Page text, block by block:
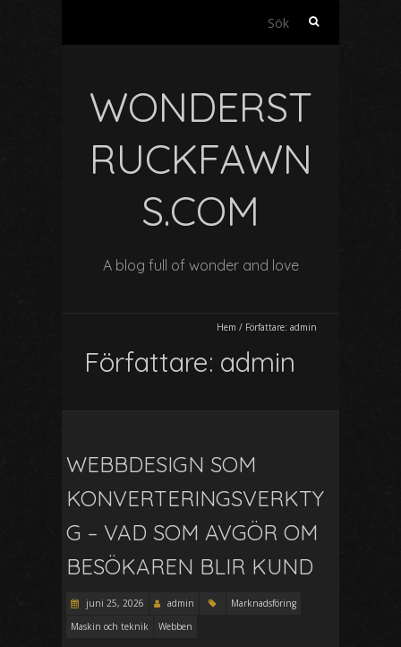
f
r
WONDERST
RUCKFAWN
S.COM
A blog full of wonder and love
Hem / Författare: admin
Författare: admin
WEBBDESIGN SOM
KONVERTERINGSVERKTY
G – VAD SOM AVGÖR OM
BESÖKAREN BLIR KUND
juni 25, 2026 admin
Marknadsföring
Maskin och teknik
Webben